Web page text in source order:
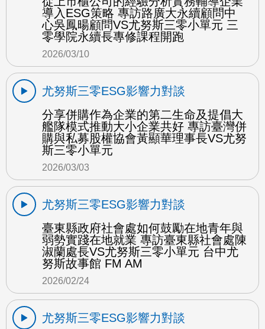
導入ESG策略 專訪路廣大永續顧問中
心吳鳳暘顧問VS尤努斯三零小單元 三
零學院永續長專修課程開跑
2026/03/10
尤努斯三零ESG影響力對談
分享併購作為企業的第二生命及提倡大
艦隊模式推動大小企業共好 專訪臺灣併
購與私募股權協會黃顯華理事長VS尤努
斯三零小單元
2026/03/03
尤努斯三零ESG影響力對談
臺東縣政府社會處如何鼓勵在地青年與
弱勢實踐在地就業 專訪臺東縣社會處陳
淑蘭處長VS尤努斯三零小單元 台中尤
努斯故事館 FM AM
2026/02/24
尤努斯三零ESG影響力對談